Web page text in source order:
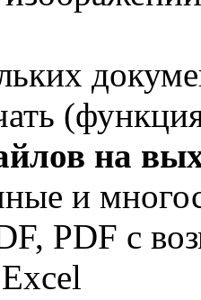
на
и
PDF с